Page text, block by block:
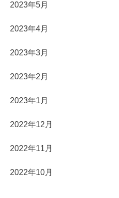
2023年5月
2023年4月
2023年3月
2023年2月
2023年1月
2022年12月
2022年11月
2022年10月